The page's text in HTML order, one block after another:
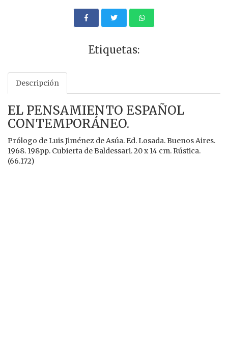
Etiquetas:
Descripción
EL PENSAMIENTO ESPAÑOL
CONTEMPORÁNEO.
Prólogo de Luis Jiménez de Asúa. Ed. Losada. Buenos Aires.
1968. 198pp. Cubierta de Baldessari. 20 x 14 cm. Rústica.
(66.172)